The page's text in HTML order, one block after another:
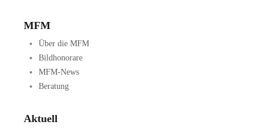
MFM
Über die MFM
Bildhonorare
MFM-News
Beratung
Aktuell